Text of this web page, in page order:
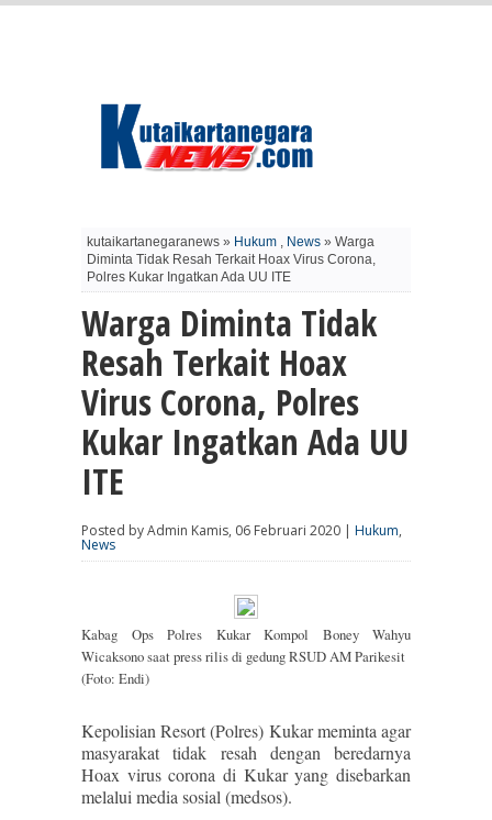
kutaikartanegaranews » Hukum , News » Warga
Diminta Tidak Resah Terkait Hoax Virus Corona,
Polres Kukar Ingatkan Ada UU ITE
Warga Diminta Tidak
Resah Terkait Hoax
Virus Corona, Polres
Kukar Ingatkan Ada UU
ITE
Posted by Admin Kamis, 06 Februari 2020 | Hukum,
News
Kabag Ops Polres Kukar Kompol Boney Wahyu
Wicaksono saat press rilis di gedung RSUD AM Parikesit
(Foto: Endi)
Kepolisian Resort (Polres) Kukar meminta agar
masyarakat tidak resah dengan beredarnya
Hoax virus corona di Kukar yang disebarkan
melalui media sosial (medsos).